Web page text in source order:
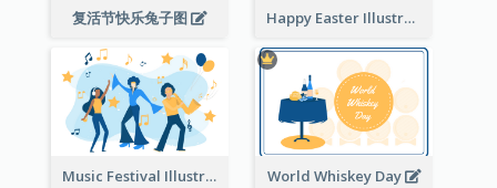
复活节快乐兔子图 Happy Easter Illustration
Music Festival Illustration World Whiskey Day